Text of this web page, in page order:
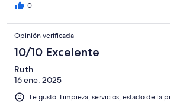
0
Opinión verificada
10/10 Excelente
Ruth
16 ene. 2025
Le gustó: Limpieza, servicios, estado de la